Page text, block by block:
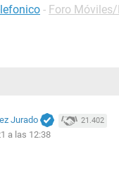
- Foro
Jurado 21.402
a las 12:38